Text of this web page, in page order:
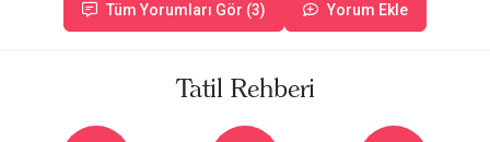
Tüm Yorumları Gör (3) Yorum Ekle
Tatil Rehberi